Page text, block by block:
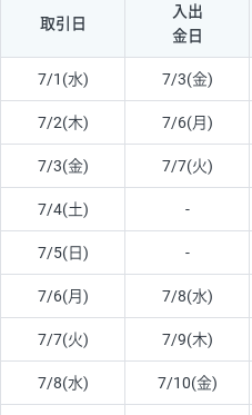
取引日
入出
金日
7/1(水) 7/3(金)
7/2(木) 7/6(月)
7/3(金) 7/7(火)
7/4(土) -
7/5(日) -
7/6(月) 7/8(水)
7/7(火) 7/9(木)
7/8(水) 7/10(金)